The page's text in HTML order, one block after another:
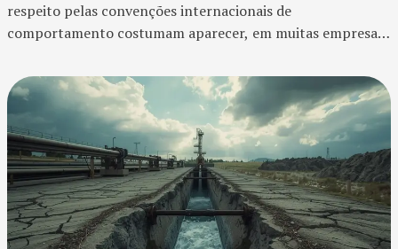
respeito pelas convenções internacionais de
comportamento costumam aparecer, em muitas empresas,
se está dentro da lei, revisa políticas internas, atualiz...